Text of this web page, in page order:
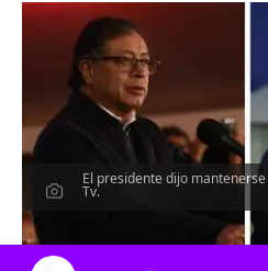
El presidente dijo
Tv.
Escucha el